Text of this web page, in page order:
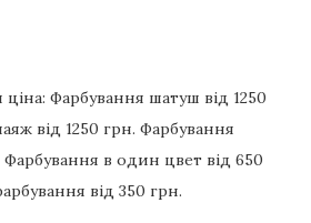
Фарбування шатуш від 1250
від 1250 грн. Фарбування
Фарбування в один цвет від 650
від 350 грн.